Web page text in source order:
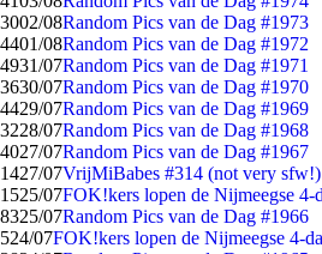
3002/08Random Pics van de Dag #1973
4401/08Random Pics van de Dag #1972
4931/07Random Pics van de Dag #1971
3630/07Random Pics van de Dag #1970
4429/07Random Pics van de Dag #1969
3228/07Random Pics van de Dag #1968
4027/07Random Pics van de Dag #1967
1427/07VrijMiBabes #314 (not very sfw!)
1525/07FOK!kers lopen de Nijmeegse 4-
8325/07Random Pics van de Dag #1966
524/07FOK!kers lopen de Nijmeegse 4-